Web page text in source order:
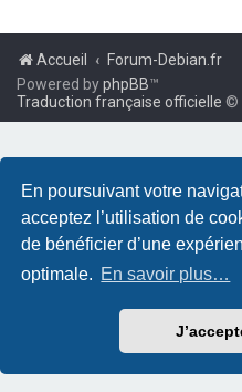
En poursuivant votre
acceptez l’utilisation de
de bénéficier d’une
optimale. En savoir plus…
Accueil Forum-Debian.fr
Powered byphpBB™
Traduction française officielle ©